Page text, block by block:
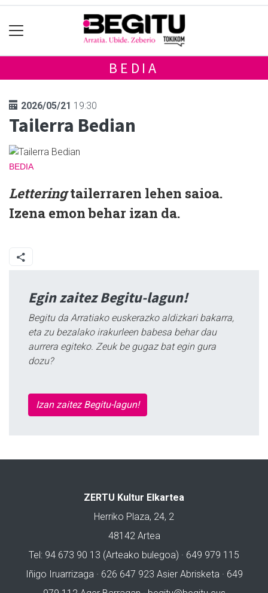
BEDIA
2026/05/21 19:30
Tailerra Bedian
BEDIA
Letteringtailerraren lehen saioa.
Izena emon behar izan da.
Egin zaitez Begitu-lagun!
Begitu da Arratiako euskerazko aldizkari bakarra,
eta zu bezalako irakurleen babesa behar dau
aurrera egiteko. Zeuk be gugaz bat egin gura
dozu?
Izan zaitez Begitu-lagun!
ZERTU Kultur Elkartea
Herriko Plaza, 24, 2
48142 Artea
Tel: 94 673 90 13 (Arteako bulegoa) · 649 979 115
Iñigo Iruarrizaga · 626 647 923 Asier Abrisketa · 649